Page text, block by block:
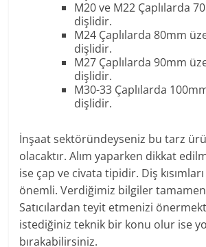
M20 ve M22 Çaplılarda
dişlidir.
M24 Çaplılarda 80mm
dişlidir.
M27 Çaplılarda 90mm
dişlidir.
M30-33 Çaplılarda
dişlidir.
İnşaat sektöründeyseniz bu tarz
olacaktır. Alım yaparken dikkat
ise çap ve civata tipidir. Diş
önemli. Verdiğimiz bilgiler
Satıcılardan teyit etmenizi
istediğiniz teknik bir konu olur ise
bırakabilirsiniz.